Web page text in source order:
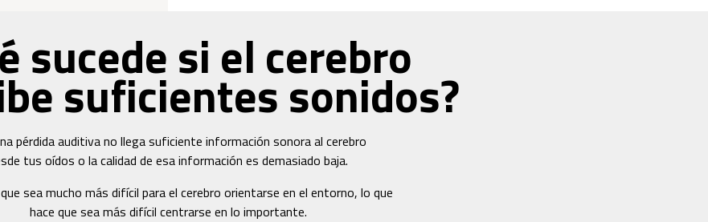
sucede si el cerebro
suficientes sonidos?
pérdida auditiva no llega suficiente información sonora al cerebro
tus oídos o la calidad de esa información es demasiado baja.
sea mucho más difícil para el cerebro orientarse en el entorno, lo que
hace que sea más difícil centrarse en lo importante.